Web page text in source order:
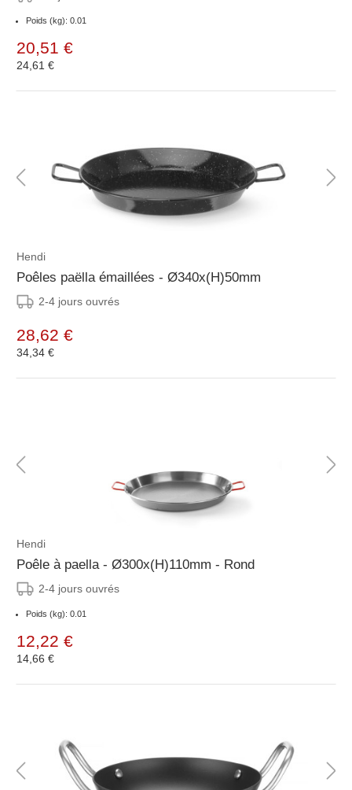
Poids (kg): 0.01
20,51 €
24,61 €
Hendi
Poêles paëlla émaillées - Ø340x(H)50mm
2-4 jours ouvrés
28,62 €
34,34 €
Hendi
Poêle à paella - Ø300x(H)110mm - Rond
2-4 jours ouvrés
Poids (kg): 0.01
12,22 €
14,66 €